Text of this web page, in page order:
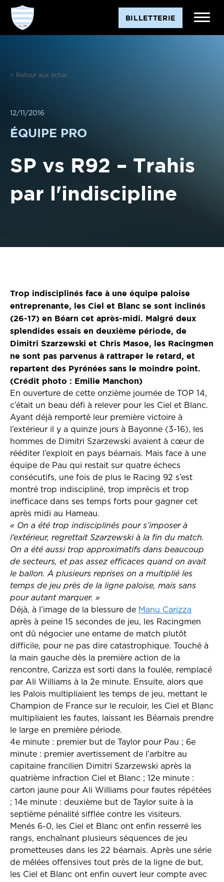
Aller
contenu
BILLETTERIE
< Retour aux actus
12/11/2016
ÉQUIPE PRO
SP vs R92 – Trahis
par l'indiscipline
Trop indisciplinés face à une équipe paloise
entreprenante, les Ciel et Blanc se sont inclinés
(26-17) en Béarn cet après-midi. Malgré deux
splendides essais en deuxième période, de
Dimitri Szarzewski et Chris Masoe, les Racingmen
ne sont pas parvenus à rattraper le retard, et
repartent des Pyrénées sans le moindre point.
(Crédit photo : Emilie Manchon)
En ouverture de cette onzième journée de TOP 14,
c’était un beau défi à relever pour les Ciel et Blanc.
Ayant déjà remporté leur première victoire à
l’extérieur il y a quinze jours à Bayonne (3-16), les
hommes de Dimitri Szarzewski avaient à cœur de
rééditer l’exploit en pays béarnais. Mais face à une
équipe de Pau qui restait sur quatre échecs
consécutifs, une fois de plus le Racing 92 s’est
montré trop indiscipliné, trop imprécis et trop
inefficace dans ses temps forts pour gagner cet
après midi au Hameau.
« On a été trop indisciplinés pour s’imposer à
l’extérieur, regrettait Szarzewski à la fin du match.
On a été aussi trop approximatifs dans beaucoup
de secteurs, et pas assez efficaces quand on avait
le ballon. A plusieurs reprises on a multiplié les
temps de jeu près de la ligne paloise, mais sans
pour autant marquer. »
Déjà, à l’image de la blessure de Manu Carizza
après à peine 15 secondes de jeu, les Racingmen
ont dû négocier une entame de match plutôt
difficile, pour ne pas dire catastrophique. Touché à
la main gauche dès la première action de la
rencontre, Carizza est sorti dans la foulée, remplacé
par Ali Williams à la 2e minute. Ensuite, alors que
les Palois multipliaient les temps de jeu, mettant le
Champion de France sur le reculoir, les Ciel et Blanc
multipliaient les fautes, laissant les Béarnais prendre
le large en première période.
4e minute : premier but de Taylor pour Pau ; 6e
minute : premier avertissement de l’arbitre au
capitaine francilien Dimitri Szarzewski après la
quatrième infraction Ciel et Blanc ; 12e minute :
carton jaune pour Ali Williams pour fautes répétées
; 14e minute : deuxième but de Taylor suite à la
septième pénalité sifflée contre les visiteurs.
Menés 6-0, les Ciel et Blanc ont enfin resserré les
rangs, enchaînant plusieurs séquences de jeu
prometteuses dans les 22 béarnais. Après une série
de mêlées offensives tout près de la ligne de but,
les Ciel et Blanc ont enfin ouvert leur compte avec